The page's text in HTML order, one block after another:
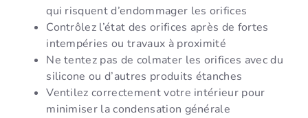
qui risquent d’endommager les orifices
Contrôlez l’état des orifices après de fortes
intempéries ou travaux à proximité
Ne tentez pas de colmater les orifices avec du
silicone ou d’autres produits étanches
Ventilez correctement votre intérieur pour
minimiser la condensation générale